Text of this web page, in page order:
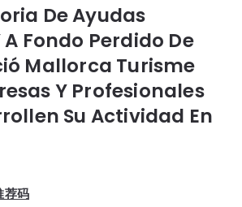
De Ayudas
Fondo Perdido De
Mallorca Turisme
Y Profesionales
Su Actividad En
荐码